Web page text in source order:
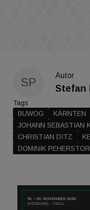
SP
Autor
Stefan
Tags
BUWOG
KÄRNTEN
JOHANN SEBASTIAN
CHRISTIAN DITZ
DOMINIK